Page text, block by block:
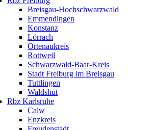
Breisgau-Hochschwarzwald
Emmendingen
Konstanz
Lörrach
Ortenaukreis
Rottweil
Schwarzwald-Baar-Kreis
Stadt Freiburg im Breisgau
Tuttlingen
Waldshut
Rbz Karlsruhe
Calw
Enzkreis